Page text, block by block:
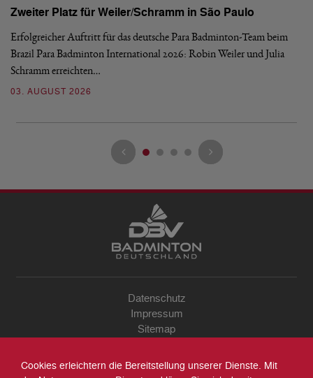
Zweiter Platz für Weiler/Schramm in São Paulo
Erfolgreicher Auftritt für das deutsche Para Badminton-Team beim
Brazil Para Badminton International 2026: Robin Weiler und Julia
Schramm erreichten…
03. AUGUST 2026
Datenschutz
Impressum
Sitemap
Archiv
Suche
Cookies erleichtern die Bereitstellung unserer Dienste. Mit